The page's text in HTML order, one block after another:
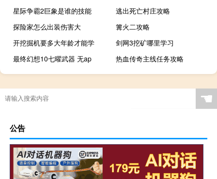
星际争霸2巨象是谁的技能
逃出死亡村庄攻略
探险家怎么出装伤害大
篝火二攻略
开挖掘机要多大年龄才能学
剑网3挖矿哪里学习
最终幻想10七曜武器 无ap
热血传奇主线任务攻略
☚
公告